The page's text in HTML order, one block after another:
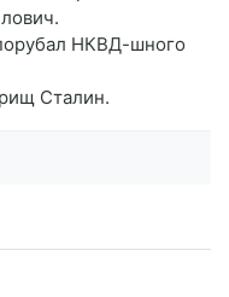
НКВД-шного
Сталин.